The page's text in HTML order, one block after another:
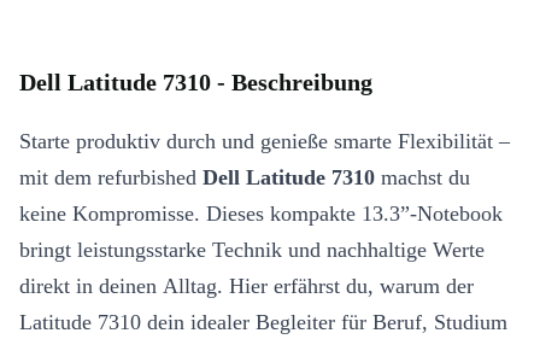
Dell Latitude 7310 - Beschreibung
Starte produktiv durch und genieße smarte Flexibilität –
mit dem refurbished Dell Latitude 7310 machst du
keine Kompromisse. Dieses kompakte 13.3”-Notebook
bringt leistungsstarke Technik und nachhaltige Werte
direkt in deinen Alltag. Hier erfährst du, warum der
Latitude 7310 dein idealer Begleiter für Beruf, Studium